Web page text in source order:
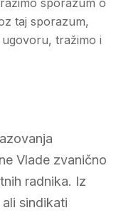
taj sporazum,
tražimo i
Vlade zvanično
radnika. Iz
sindikati